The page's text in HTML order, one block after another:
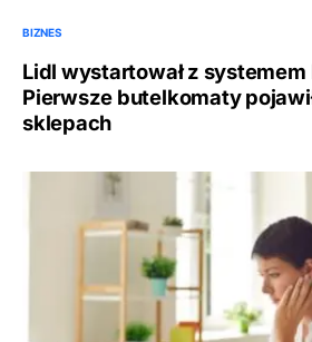
BIZNES
Lidl wystartował z
Pierwsze butelkomaty
sklepach